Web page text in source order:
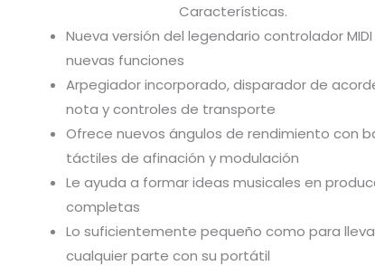
Características.
Nueva versión del legendario controlador
nuevas funciones
Arpegiador incorporado, disparador de
nota y controles de transporte
Ofrece nuevos ángulos de rendimiento con
táctiles de afinación y modulación
Le ayuda a formar ideas musicales en
completas
Lo suficientemente pequeño como para
cualquier parte con su portátil